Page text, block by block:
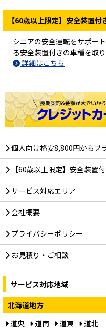
【60歳以上限定】安全装置
シニアの安全運転をサポー
る安全装置付きの車種を取り
詳細はこちら
個人向け格安8,800円からプ
【60歳以上限定】安全装置
サービス対応エリア
会社概要
プライバシーポリシー
お見積り・ご相談
サービス対応地域
北海道地方
道央
道南 道東
道北